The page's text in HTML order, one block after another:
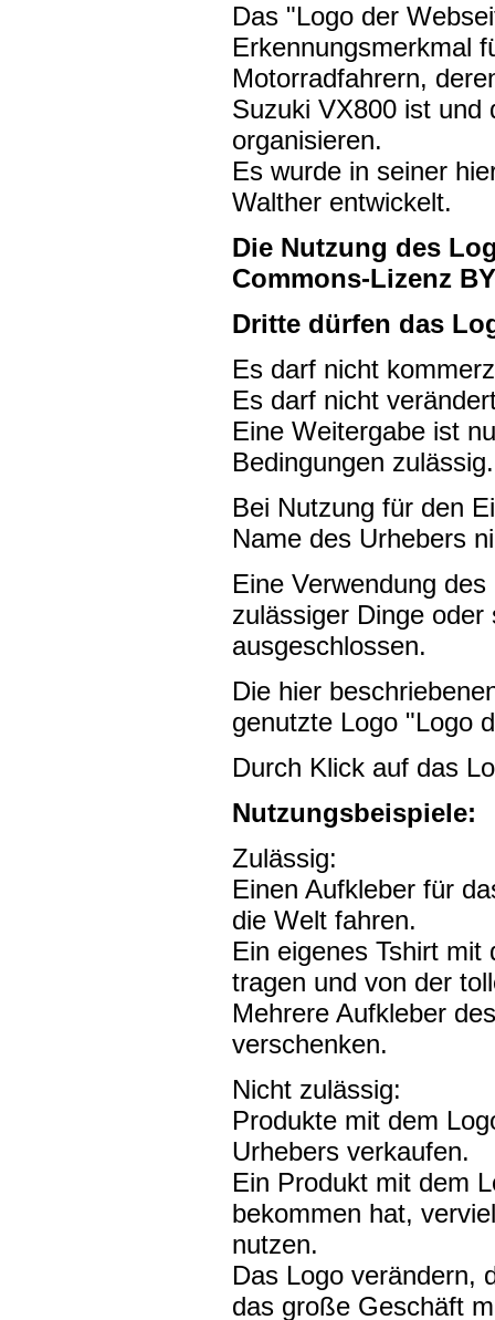
Das "Logo der
Erkennungsmerkmal
Motorradfahrern,
Suzuki VX800 ist und
organisieren.
Es wurde in seiner
Walther entwickelt.
Die Nutzung des
Commons-Lizenz
Dritte dürfen das
Es darf nicht
Es darf nicht
Eine Weitergabe ist
Bedingungen zulässig.
Bei Nutzung für den
Name des Urhebers
Eine Verwendung
zulässiger Dinge
ausgeschlossen.
Die hier
genutzte Logo "Logo
Durch Klick auf das
Nutzungsbeispiele:
Zulässig:
Einen Aufkleber für
die Welt fahren.
Ein eigenes Tshirt
tragen und von der
Mehrere Aufkleber
verschenken.
Nicht zulässig:
Produkte mit dem
Urhebers verkaufen.
Ein Produkt mit dem
bekommen hat,
nutzen.
Das Logo verändern,
das große Geschäft